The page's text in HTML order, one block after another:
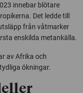
innebar blötare
Det ledde till
från våtmarker
enskilda metankälla.
av Afrika och
ökningar.